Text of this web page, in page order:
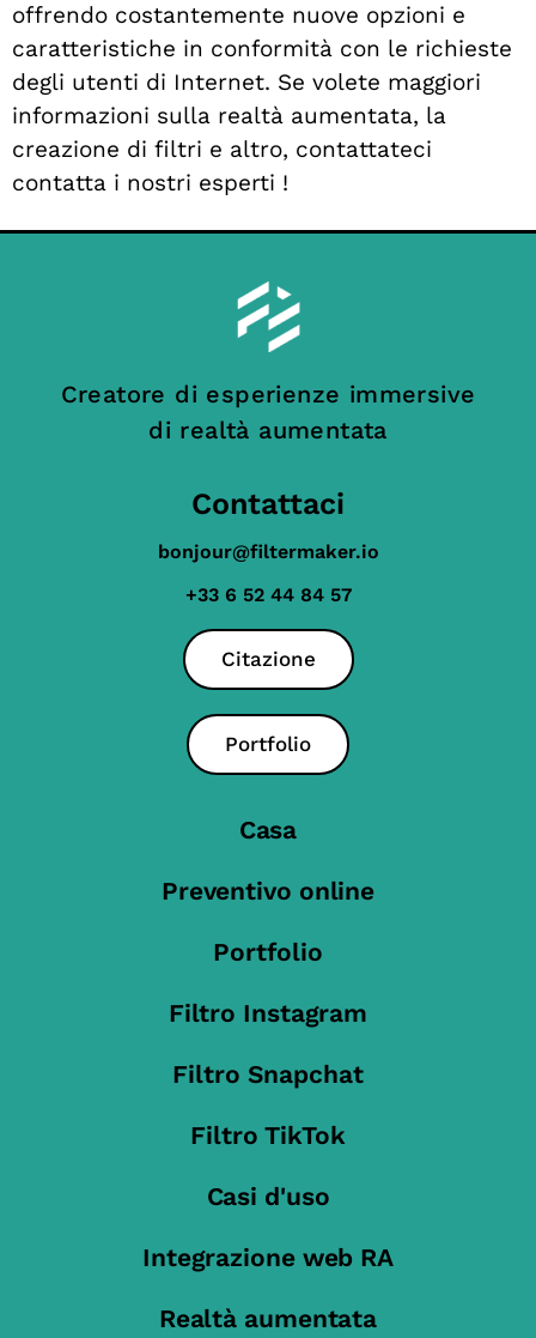
offrendo costantemente nuove opzioni e
caratteristiche in conformità con le richieste
degli utenti di Internet. Se volete maggiori
informazioni sulla realtà aumentata, la
creazione di filtri e altro, contattateci
contatta i nostri esperti !
Creatore di esperienze immersive
di realtà aumentata
Contattaci
bonjour@filtermaker.io
+33 6 52 44 84 57
Citazione
Portfolio
Casa
Preventivo online
Portfolio
Filtro Instagram
Filtro Snapchat
Filtro TikTok
Casi d'uso
Integrazione web RA
Realtà aumentata